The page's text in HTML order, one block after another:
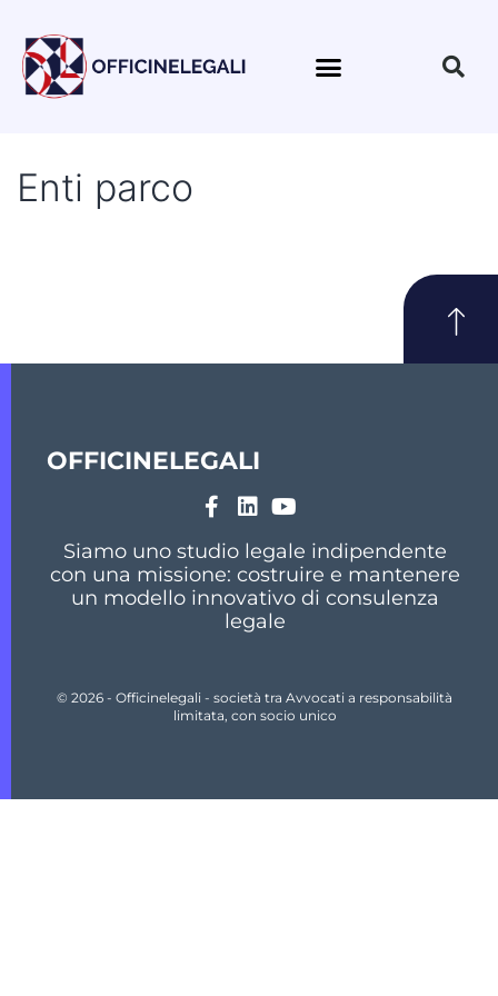
Enti parco
OFFICINELEGALI
Siamo uno studio legale indipendente
con una missione: costruire e mantenere
un modello innovativo di consulenza
legale
© 2026 - Officinelegali - società tra Avvocati a responsabilità
limitata, con socio unico